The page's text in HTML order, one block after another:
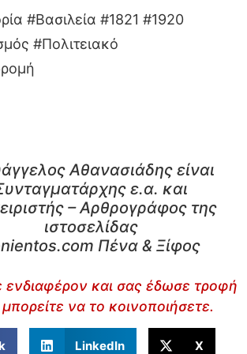
#Βασιλεία #1821 #1920
#Πολιτειακό
Αθανασιάδης είναι
ε.α. και
– Αρθρογράφος της
ιστοσελίδας
Πένα & Ξίφος
ενδιαφέρον και σας έδωσε τροφή
να το κοινοποιήσετε.
LinkedIn X